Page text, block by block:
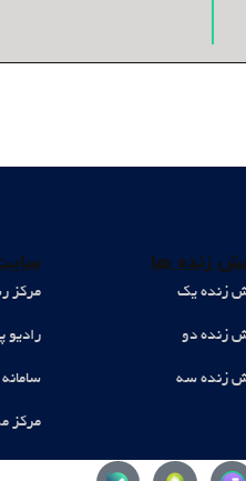
زنده ها
زنده یک
زنده دو
زنده سه
مرکز
رادیو
مرکز